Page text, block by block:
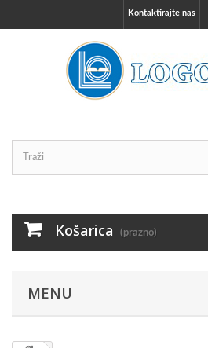
Kontaktirajte nas
Košarica (prazno)
MENU